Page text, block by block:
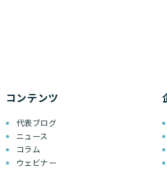
コンテンツ
代表ブログ
ニュース
コラム
ウェビナー